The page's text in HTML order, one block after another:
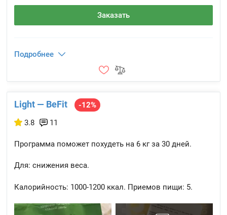
Заказать
Подробнее
Light — BeFit
-12%
3.8
11
Программа поможет похудеть на 6 кг за 30 дней.
Для: снижения веса.
Калорийность: 1000-1200 ккал. Приемов пищи: 5.